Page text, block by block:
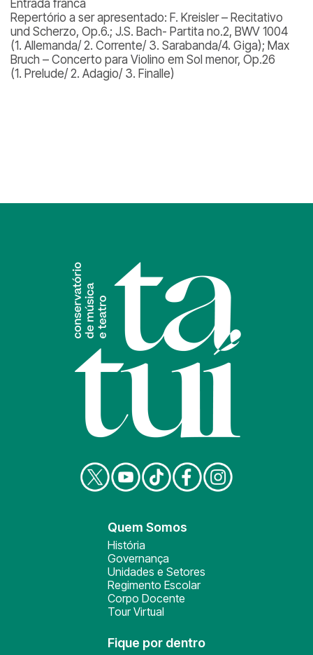
Entrada franca
Repertório a ser apresentado: F. Kreisler – Recitativo
und Scherzo, Op.6.; J.S. Bach- Partita no.2, BWV 1004
(1. Allemanda/ 2. Corrente/ 3. Sarabanda/4. Giga); Max
Bruch – Concerto para Violino em Sol menor, Op.26
(1. Prelude/ 2. Adagio/ 3. Finalle)
Quem Somos
História
Governança
Unidades e Setores
Regimento Escolar
Corpo Docente
Tour Virtual
Fique por dentro